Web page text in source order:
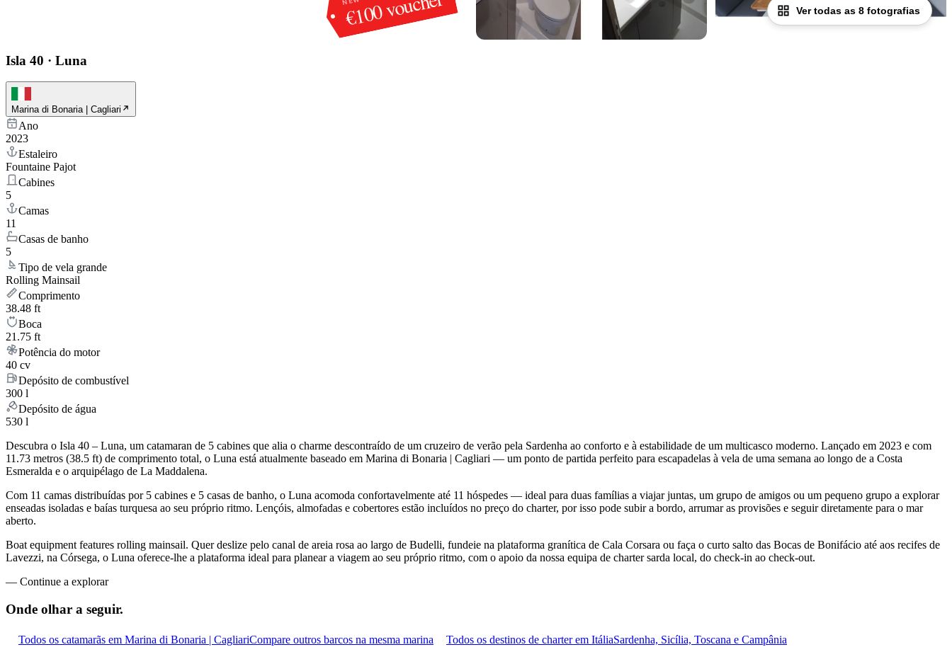
Ver todas as 8 fotografias
Isla 40 · Luna
Marina di Bonaria | Cagliari
Ano
2023
Estaleiro
Fountaine Pajot
Cabines
5
Camas
11
Casas de banho
5
Tipo de vela grande
Rolling Mainsail
Comprimento
38.48 ft
Boca
21.75 ft
Potência do motor
40 cv
Depósito de combustível
300 l
Depósito de água
530 l
Descubra o Isla 40 – Luna, um catamaran de 5 cabines que alia o charme descontraído de um cruzeiro de verão pela Sardenha ao conforto e à estabilidade de um multicasco moderno. Lançado em 2023 e com
11.73 metros (38.5 ft) de comprimento total, o Luna está atualmente baseado em Marina di Bonaria | Cagliari — um ponto de partida perfeito para escapadelas à vela de uma semana ao longo de a Costa
Esmeralda e o arquipélago de La Maddalena.
Com 11 camas distribuídas por 5 cabines e 5 casas de banho, o Luna acomoda confortavelmente até 11 hóspedes — ideal para duas famílias a viajar juntas, um grupo de amigos ou um pequeno grupo a explorar
enseadas isoladas e baías turquesa ao seu próprio ritmo. Lençóis, almofadas e cobertores estão incluídos no preço do charter, por isso pode subir a bordo, arrumar as provisões e seguir diretamente para o mar
aberto.
Boat equipment features rolling mainsail. Quer deslize pelo canal de areia rosa ao largo de Budelli, fundeie na plataforma granítica de Cala Corsara ou faça o curto salto das Bocas de Bonifácio até aos recifes de
Lavezzi, na Córsega, o Luna oferece-lhe a plataforma ideal para planear a viagem ao seu próprio ritmo, com o apoio da nossa equipa de charter sarda local, do check-in ao check-out.
— Continue a explorar
Onde olhar a seguir.
Todos os catamarãs em Marina di Bonaria | CagliariCompare outros barcos na mesma marina Todos os destinos de charter em ItáliaSardenha, Sicília, Toscana e Campânia